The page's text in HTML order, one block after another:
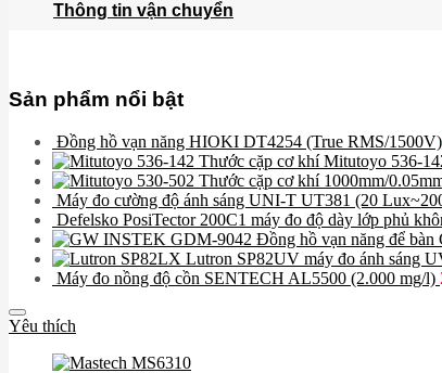
Thông tin vận chuyển
Sản phẩm nổi bật
Đồng hồ vạn năng HIOKI DT4254 (True RMS/1500V)
Thước cặp cơ khí Mitutoyo 536-
Thước cặp cơ khí 1000mm/
Máy đo cường độ ánh sáng UNI-T UT381 (20
Defelsko PosiTector 200C1 máy đo độ dày lớp phủ
Đồng hồ vạn năng để
Lutron SP82UV máy đo ánh sáng
Máy đo nồng độ cồn SENTECH AL5500 (2.000 mg/l)
Yêu thích